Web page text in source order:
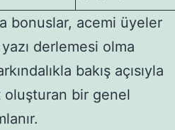
bonuslar, acemi üyeler
derlemesi olma
bakış açısıyla
oluşturan bir genel